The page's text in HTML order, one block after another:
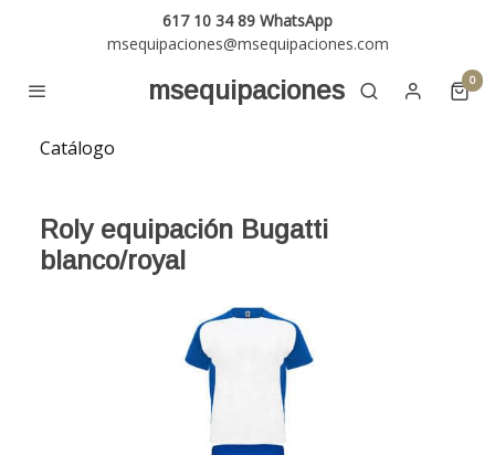
617 10 34 89 WhatsApp
msequipaciones@msequipaciones.com
msequipaciones 0
Catálogo
Roly equipación Bugatti
blanco/royal